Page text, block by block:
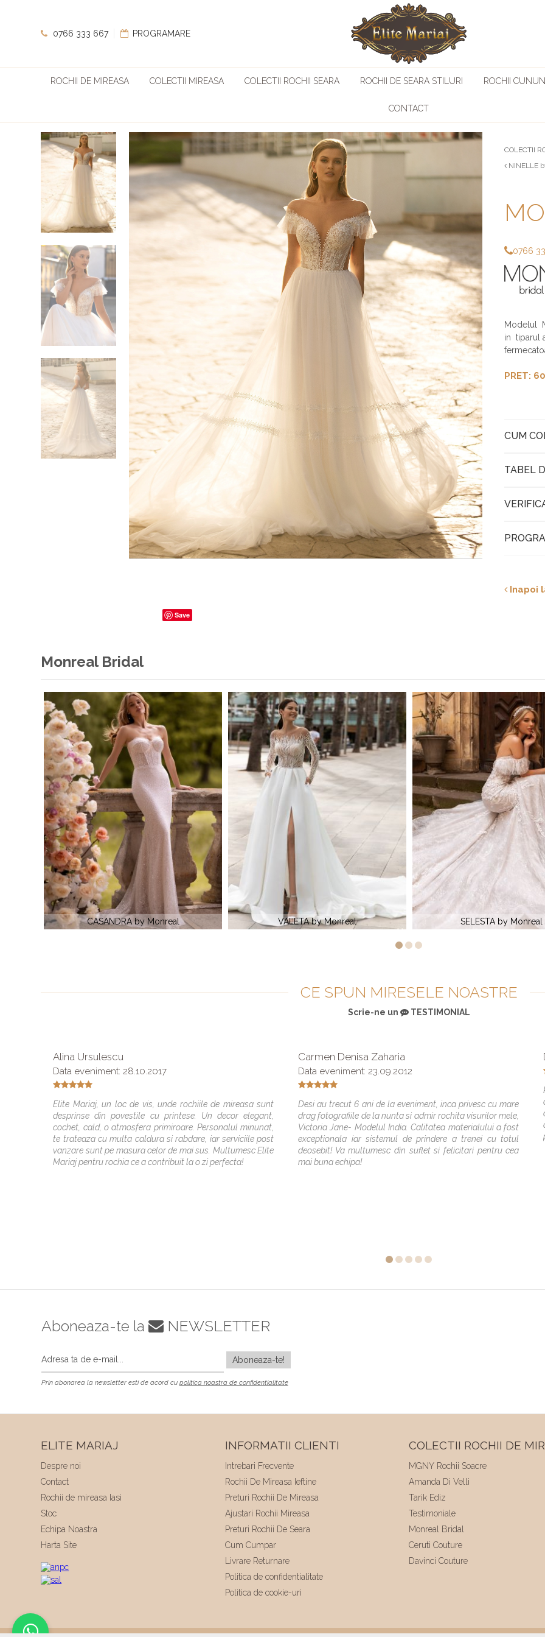
0766 333 667 PROGRAMARE
ROCHII DE MIREASA COLECTII MIREASA COLECTII ROCHII SEARA ROCHII DE SEARA STILURI ROCHII
CONTACT
COLECTII
NINELLE
0766
Modelul
in tiparul
PRET:
CUM
TABEL
Inapoi
Save
Monreal Bridal
VALETA by Monreal SELESTA by Monreal ARIANDA by Monreal
CE SPUN MIRESELE NOASTRE
Scrie-ne un TESTIMONIAL
Alina Ursulescu
Data eveniment: 28.10.2017
Elite Mariaj, un loc de vis, unde rochiile de mireasa sunt
desprinse din povestile cu printese. Un decor elegant,
cochet, cald, o atmosfera primiroare. Personalul minunat,
te trateaza cu multa caldura si rabdare, iar serviciile post
vanzare sunt pe masura celor de mai sus. Multumesc Elite
Mariaj pentru rochia ce a contribuit la o zi perfecta!
Carmen Denisa Zaharia
Data eveniment: 23.09.2012
Desi au trecut 6 ani de la eveniment, inca privesc cu mare
drag fotografiile de la nunta si admir rochita visurilor mele,
Victoria Jane- Modelul India. Calitatea materialului a fost
exceptionala iar sistemul de prindere a trenei cu totul
deosebit! Va multumesc din suflet si felicitari pentru cea
mai buna echipa!
Aboneaza-te la NEWSLETTER
Prin abonarea la newsletter esti de acord cu politica noastra de confidentialitate
ELITE MARIAJ
Despre noi
Contact
Rochii de mireasa Iasi
Stoc
Echipa Noastra
Harta Site
INFORMATII CLIENTI
Intrebari Frecvente
Rochii De Mireasa Ieftine
Preturi Rochii De Mireasa
Ajustari Rochii Mireasa
Preturi Rochii De Seara
Cum Cumpar
Livrare Returnare
Politica de confidentialitate
Politica de cookie-uri
COLECTII ROCHII DE
MGNY Rochii Soacre
Amanda Di Velli
Tarik Ediz
Testimoniale
Monreal Bridal
Ceruti Couture
Davinci Couture